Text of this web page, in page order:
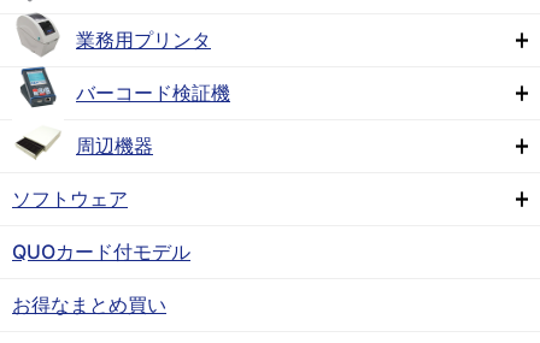
業務用プリンタ
バーコード検証機
周辺機器
ソフトウェア
QUOカード付モデル
お得なまとめ買い